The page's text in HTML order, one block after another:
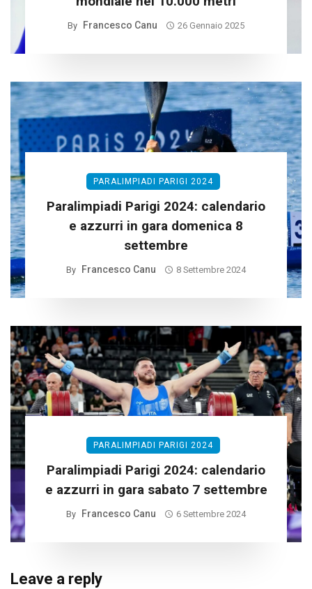
By Francesco Canu 26 Gennaio 2025
PARALIMPIADI PARIGI 2024
Paralimpiadi Parigi 2024: calendario
e azzurri in gara domenica 8
settembre
By Francesco Canu 8 Settembre 2024
PARALIMPIADI PARIGI 2024
Paralimpiadi Parigi 2024: calendario
e azzurri in gara sabato 7 settembre
By Francesco Canu 6 Settembre 2024
Leave a reply